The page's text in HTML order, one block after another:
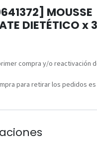
MOUSSE
DIETÉTICO x
compra y/o reactivación
para retirar los pedidos es